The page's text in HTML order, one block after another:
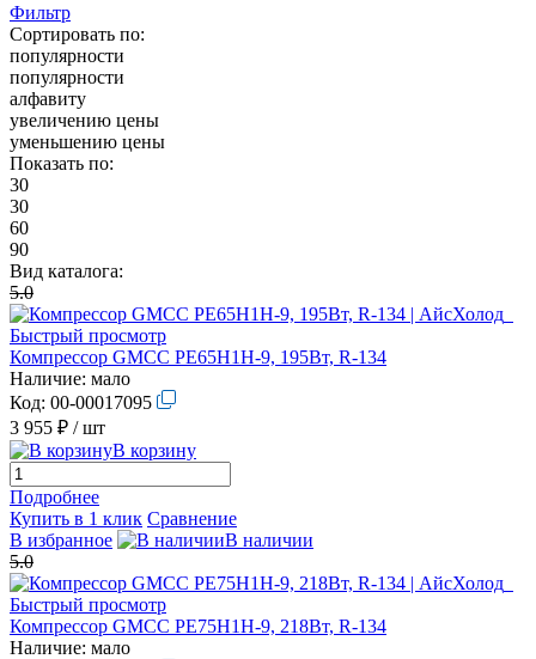
Фильтр
Сортировать по:
популярности
популярности
алфавиту
увеличению цены
уменьшению цены
Показать по:
30
30
60
90
Вид каталога:
5.0
Быстрый просмотр
Компрессор GMCC PE65H1H-9, 195Вт, R-134
Наличие: мало
Код: 00-00017095
3 955 ₽ / шт
В корзину
Подробнее
Купить в 1 клик Сравнение
В избранное
В наличии
5.0
Быстрый просмотр
Компрессор GMCC PE75H1H-9, 218Вт, R-134
Наличие: мало